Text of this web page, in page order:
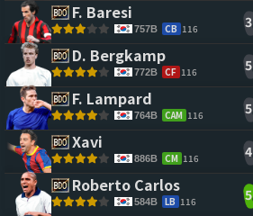
F. Baresi
757B CB 116 3
D. Bergkamp
772B CF 116 5
F. Lampard
764B CAM 116 5
Xavi
886B CM 116 4
Roberto Carlos
584B LB 116 5